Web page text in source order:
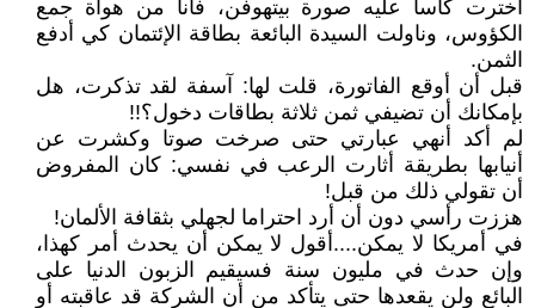
أخترت كأسا عليه صورة بيتهوفن، فأنا من هواة جمع
الكؤوس، وناولت السيدة البائعة بطاقة الإئتمان كي أدفع
الثمن.
قبل أن أوقع الفاتورة، قلت لها: آسفة لقد تذكرت، هل
بإمكانك أن تضيفي ثمن ثلاثة بطاقات دخول؟!!
لم أكد أنهي عبارتي حتى صرخت صوتا وكشرت عن
أنيابها بطريقة أثارت الرعب في نفسي: كان المفروض
أن تقولي ذلك من قبل!
هززت رأسي دون أن أرد احتراما لجهلي بثقافة الألمان!
في أمريكا لا يمكن....أقول لا يمكن أن يحدث أمر كهذا،
وإن حدث في مليون سنة فسيقيم الزبون الدنيا على
البائع ولن يقعدها حتى يتأكد من أن الشركة قد عاقبته أو